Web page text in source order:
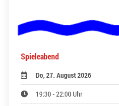
Spieleabend
Do, 27. August 2026
19:30 - 22:00 Uhr